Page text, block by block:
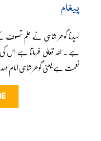
پیغام
سیدنا گوھر شاہی نے علم تصوف
ہے ۔ اللہ تعالی فرماتا ہے اس
نعمت ہے یعنی گوھر شاہی امام